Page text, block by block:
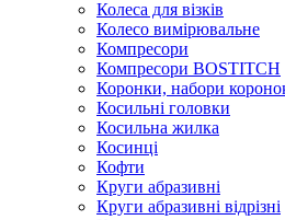
Колеса для візків
Колесо вимірювальне
Компресори
Компресори BOSTITCH
Коронки, набори
Косильні головки
Косильна жилка
Косинці
Кофти
Круги абразивні
Круги абразивні відрізні